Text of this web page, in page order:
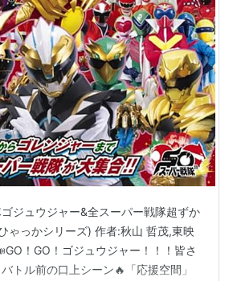
ジュウジャー&全スーパー戦隊超ずか
ゃっかシリーズ) 作者:秋山 哲茂,東映
！GO！ゴジュウジャー！！！皆さ
トル前の口上シーン🔥「応援空間」